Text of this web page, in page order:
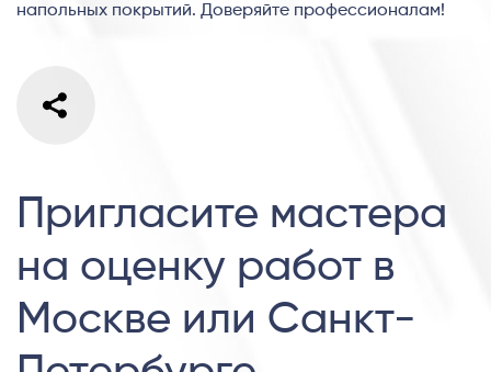
напольных покрытий. Доверяйте профессионалам!
Пригласите мастера
на оценку работ в
Москве или Санкт-